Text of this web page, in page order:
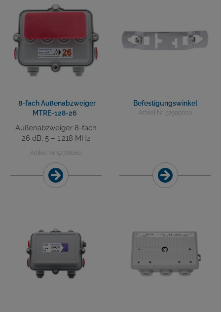
8-fach Außenabzweiger
MTRE-128-26
Außenabzweiger 8-fach
26 dB, 5 – 1.218 MHz
Artikel Nr. 52728260
Befestigungswinkel
Artikel Nr. 52999000